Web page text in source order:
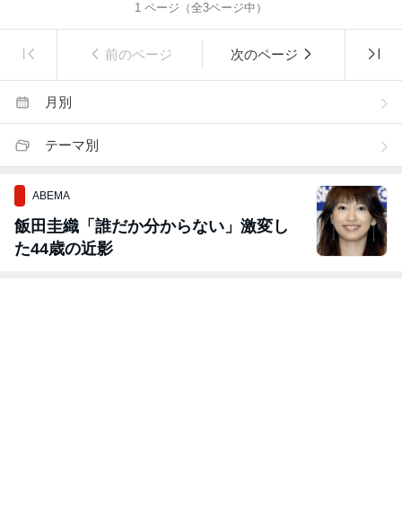
1 ページ（全3ページ中）
前のページ 次のページ
月別
テーマ別
ABEMA
飯田圭織「誰だか分からない」激変し
た44歳の近影